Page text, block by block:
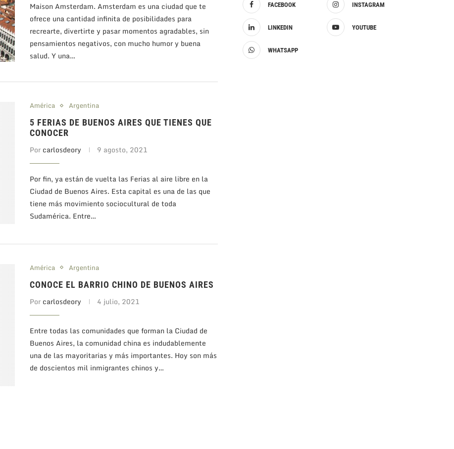
Maison Amsterdam. Amsterdam es una ciudad que te
ofrece una cantidad infinita de posibilidades para
recrearte, divertirte y pasar momentos agradables, sin
pensamientos negativos, con mucho humor y buena
salud. Y una…
América Argentina
5 FERIAS DE BUENOS AIRES QUE TIENES QUE
CONOCER
Por carlosdeory 9 agosto, 2021
Por fin, ya están de vuelta las Ferias al aire libre en la
Ciudad de Buenos Aires. Esta capital es una de las que
tiene más movimiento sociocultural de toda
Sudamérica. Entre…
América Argentina
CONOCE EL BARRIO CHINO DE BUENOS AIRES
Por carlosdeory 4 julio, 2021
Entre todas las comunidades que forman la Ciudad de
Buenos Aires, la comunidad china es indudablemente
una de las mayoritarias y más importantes. Hoy son más
de doscientos mil inmigrantes chinos y…
FACEBOOK INSTAGRAM
LINKEDIN YOUTUBE
WHATSAPP